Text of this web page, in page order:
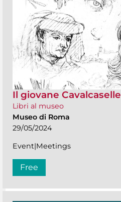
Il giovane Cavalcaselle
Libri al museo
Museo di Roma
29/05/2024
Event|Meetings
Free